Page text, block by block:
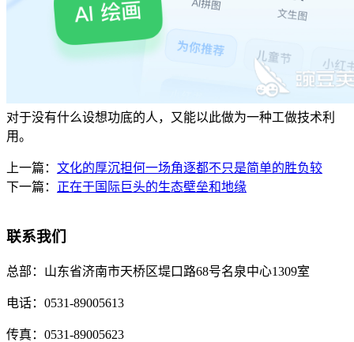
对于没有什么设想功底的人，又能以此做为一种工做技术利
用。
上一篇： 文化的厚沉担何一场角逐都不只是简单的胜负较
下一篇： 正在于国际巨头的生态壁垒和地缘
联系我们
总部： 山东省济南市天桥区堤口路68号名泉中心1309室
电话： 0531-89005613
传真： 0531-89005623